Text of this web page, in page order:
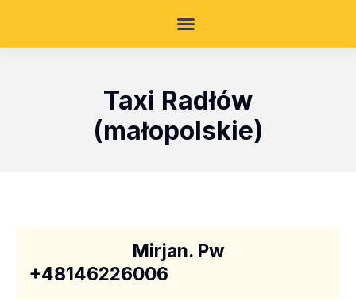
Taxi Radłów
(małopolskie)
Mirjan. Pw
+48146226006